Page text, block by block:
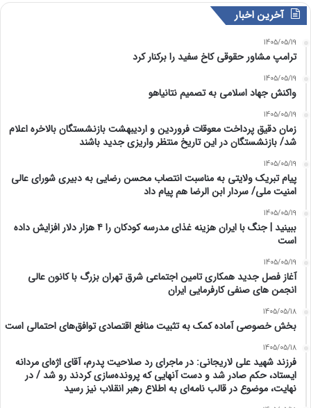
آخرین اخبار
1405/05/19
ترامپ مشاور حقوقی کاخ سفید را برکنار کرد
1405/05/19
واکنش جهاد اسلامی به تصمیم نتانیاهو
1405/05/19
زمان دقیق پرداخت معوقات فروردین و اردیبهشت بازنشستگان بالاخره اعلام
شد/ بازنشستگان در این تاریخ منتظر واریزی جدید باشند
1405/05/19
پیام تبریک ولایتی به مناسبت انتصاب محسن رضایی به دبیری شورای عالی
امنیت ملی/ سردار ابن الرضا هم پیام داد
1405/05/19
ببینید | جنگ با ایران هزینه غذای مدرسه کودکان را ۴ هزار دلار افزایش داده
است
1405/05/19
آغاز فصل جدید همکاری تامین اجتماعی شرق تهران بزرگ با کانون عالی
انجمن های صنفی کارفرمایی ایران
1405/05/18
بخش خصوصی آماده کمک به تثبیت منافع اقتصادی توافق‌های احتمالی است
1405/05/18
فرزند شهید علی لاریجانی: در ماجرای رد صلاحیت پدرم، آقای اژه‌ای مردانه
ایستاد، حکم صادر شد و دست آنهایی که پرونده‌سازی کردند رو شد / در
نهایت، موضوع در قالب نامه‌ای به اطلاع رهبر انقلاب نیز رسید